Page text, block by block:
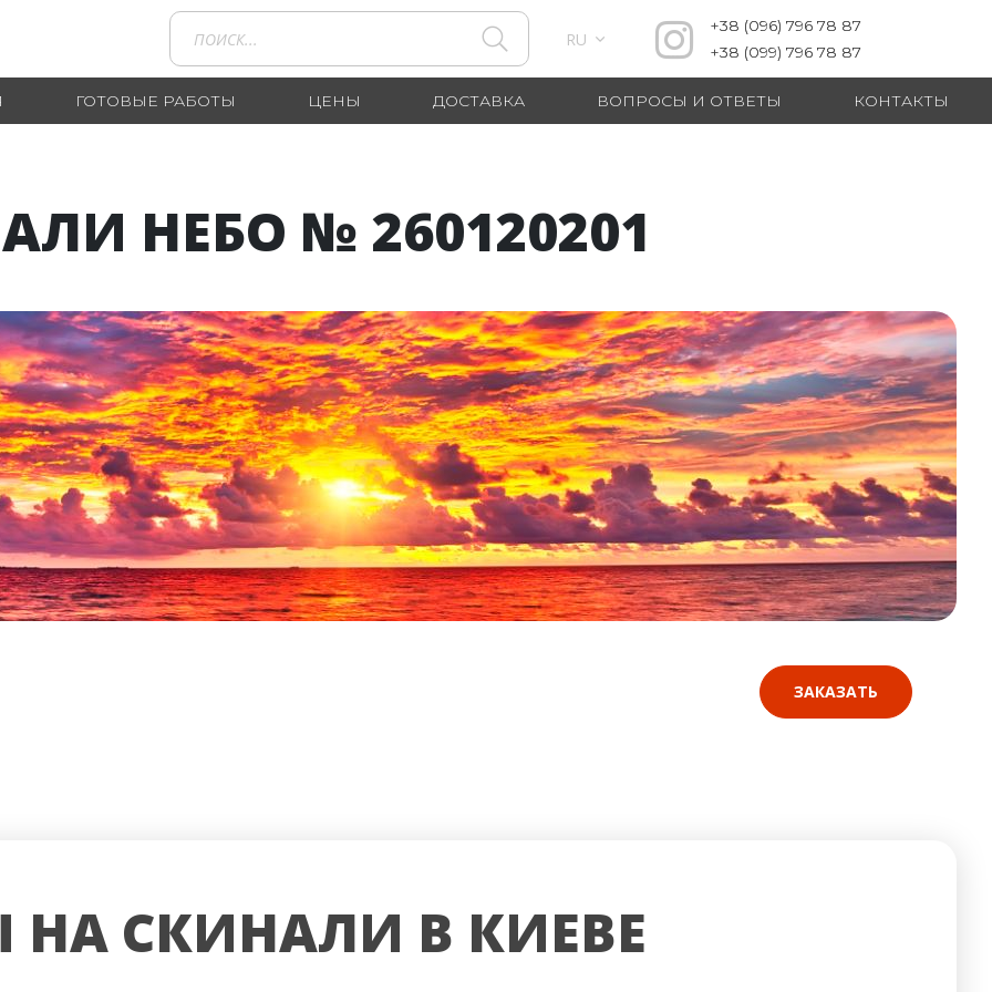
RU
+38 (096) 796 78 87
+38 (099) 796 78 87
ГОТОВЫЕ РАБОТЫ ЦЕНЫ ДОСТАВКА ВОПРОСЫ И ОТВЕТЫ КОНТАКТЫ
НЕБО № 260120201
ЗАКАЗАТЬ
НА СКИНАЛИ В КИЕВЕ